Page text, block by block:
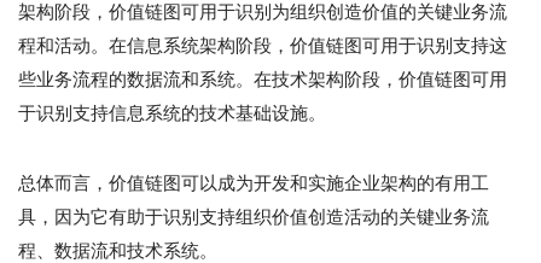
架构阶段，价值链图可用于识别为组织创造价值的关键业务流
程和活动。在信息系统架构阶段，价值链图可用于识别支持这
些业务流程的数据流和系统。在技术架构阶段，价值链图可用
于识别支持信息系统的技术基础设施。
总体而言，价值链图可以成为开发和实施企业架构的有用工
具，因为它有助于识别支持组织价值创造活动的关键业务流
程、数据流和技术系统。